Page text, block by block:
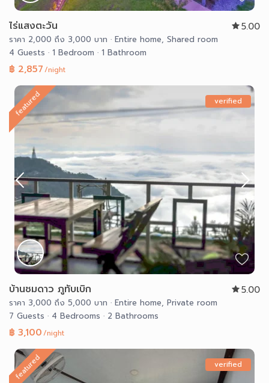
ไร่แสงตะวัน 5.00
ราคา 2,000 ถึง 3,000 บาท · Entire home,Shared room
4 Guests· 1 Bedroom· 1 Bathroom
฿ 2,857/night
featured verified
บ้านชมดาว ภูทับเบิก 5.00
ราคา 3,000 ถึง 5,000 บาท · Entire home,Private room
7 Guests· 4 Bedrooms· 2 Bathrooms
฿ 3,100/night
featured verified